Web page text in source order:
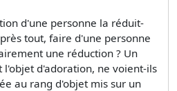
d'une personne la réduit-
tout, faire d'une personne
une réduction ? Un
l'objet d'adoration, ne voient-ils
au rang d'objet mis sur un